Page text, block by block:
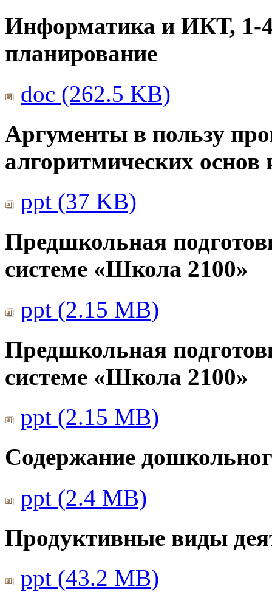
Информатика и ИКТ, 1-
планирование
doc (262.5 KB)
Аргументы в пользу
алгоритмических
ppt (37 KB)
Предшкольная
системе «Школа 2100»
ppt (2.15 MB)
Предшкольная
системе «Школа 2100»
ppt (2.15 MB)
Содержание
ppt (2.4 MB)
Продуктивные виды
ppt (43.2 MB)